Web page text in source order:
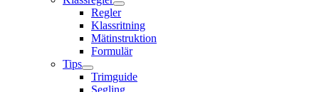
Regler
Klassritning
Mätinstruktion
Formulär
Tips
Trimguide
Segling